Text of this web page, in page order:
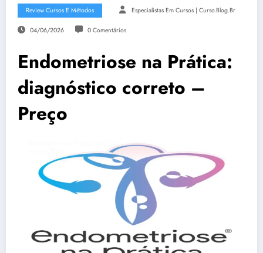
Review Cursos E Métodos Especialistas Em Cursos | Curso.blog.br
04/06/2026 0 Comentários
Endometriose na Prática:
diagnóstico correto –
Preço